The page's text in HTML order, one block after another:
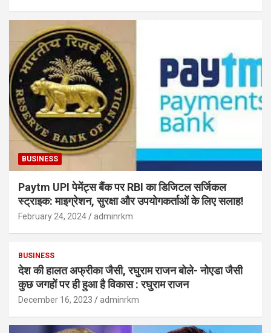
BUSINESS
Paytm UPI पेमेंट्स बैंक पर RBI का डिजिटल सर्जिकल
स्ट्राइक: माइग्रेशन, सुरक्षा और उपयोगकर्ताओं के लिए सलाह!
February 24, 2024 adminrkm
BUSINESS
देश की हालत अफ्रीका जैसी, रघुराम राजन बोले- नोएडा जैसी
कुछ जगहों पर ही हुआ है विकास : रघुराम राजन
December 16, 2023 adminrkm